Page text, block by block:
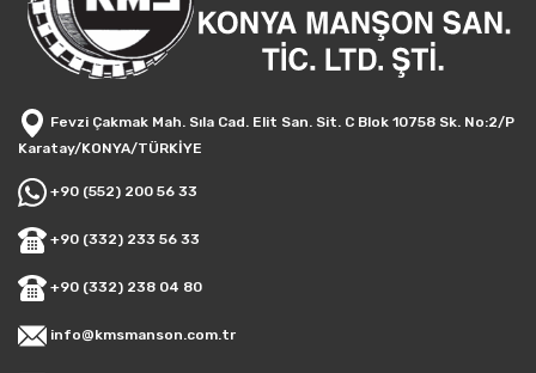
Fevzi Çakmak Mah. Sıla Cad. Elit San. Sit. C Blok 10758 Sk. No:2/P
Karatay/KONYA/TÜRKİYE
+90 (552) 200 56 33
+90 (332) 233 56 33
+90 (332) 238 04 80
info@kmsmanson.com.tr